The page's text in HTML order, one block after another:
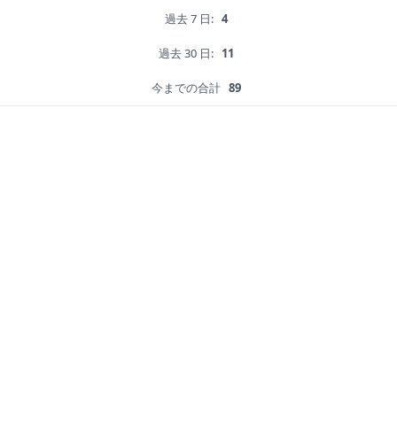
過去 7 日: 4
過去 30 日: 11
今までの合計 89